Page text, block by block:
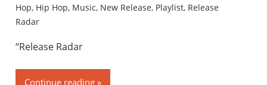
Hop, Hip Hop, Music, New Release, Playlist, Release
Radar
“Release Radar
Continue reading